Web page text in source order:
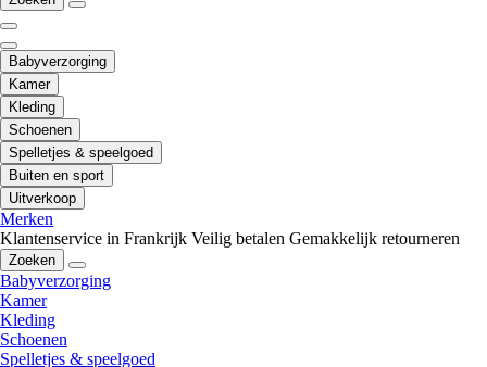
Babyverzorging
Kamer
Kleding
Schoenen
Spelletjes & speelgoed
Buiten en sport
Uitverkoop
Merken
Klantenservice in Frankrijk Veilig betalen Gemakkelijk retourneren
Zoeken
Babyverzorging
Kamer
Kleding
Schoenen
Spelletjes & speelgoed